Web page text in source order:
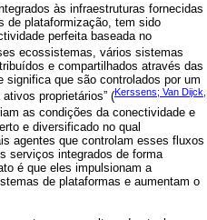
às infraestruturas fornecidas
de plataformização, tem sido
perfeita baseada no
ecossistemas, vários sistemas
e compartilhados através das
significa que são controlados por um
proprietários” (Kerssens; Van Dijck,
as condições da conectividade e
e diversificado no qual
agentes que controlam esses fluxos
serviços integrados de forma
é que eles impulsionam a
de plataformas e aumentam o